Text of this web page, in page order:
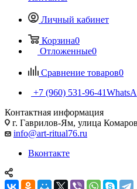
Личный кабинет
Корзина0
Отложенные0
Сравнение товаров0
+7 (960) 531-96-41
Контактная информация
г. Гаврилов-Ям, улица
info@art-ritual76.ru
Вконтакте